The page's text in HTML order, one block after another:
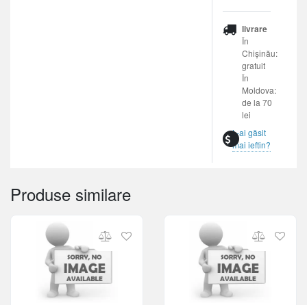
livrare
În
Chișinău:
gratuit
În
Moldova:
de la 70
lei
L-ai găsit
mai ieftin?
Produse similare